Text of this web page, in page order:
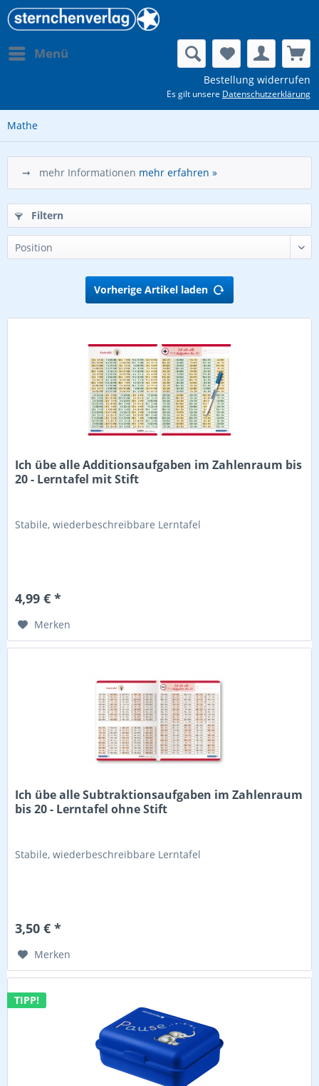
Menü
Bestellung widerrufen
Es gilt unsere Datenschutzerklärung
Mathe
➞ mehr Informationen mehr erfahren »
Filtern
Vorherige Artikel laden
Ich übe alle Additionsaufgaben im Zahlenraum bis
20 - Lerntafel mit Stift
Stabile, wiederbeschreibbare Lerntafel
4,99 € *
Merken
Ich übe alle Subtraktionsaufgaben im Zahlenraum
bis 20 - Lerntafel ohne Stift
Stabile, wiederbeschreibbare Lerntafel
3,50 € *
Merken
TIPP!